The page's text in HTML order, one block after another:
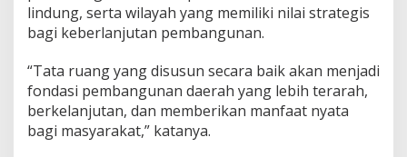
lindung, serta wilayah yang memiliki nilai strategis
bagi keberlanjutan pembangunan.
“Tata ruang yang disusun secara baik akan menjadi
fondasi pembangunan daerah yang lebih terarah,
berkelanjutan, dan memberikan manfaat nyata
bagi masyarakat,” katanya.